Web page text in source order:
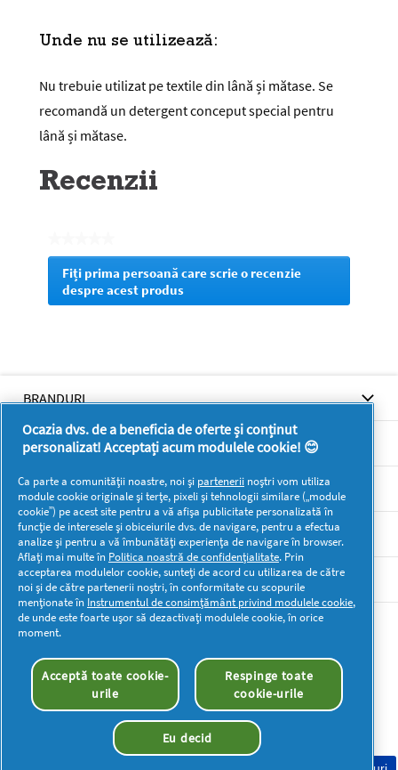
Unde nu se utilizează:
Nu trebuie utilizat pe textile din lână și mătase. Se
recomandă un detergent conceput special pentru
lână și mătase.
Recenzii
Nicio
valoare
evaluare
Fiți prima persoană care scrie o recenzie
despre acest produs
Prin
la
pagina
de
BRANDURI
BRANDURI
SUPORT
SECŢIUNI
DOCUMENTE LEGALE DETERGENTI SA
Mai multă inspirație
Drepturi de autor © 2026 P&G. Toate drepturile rezervate
Ocazia dvs. de a beneficia de oferte și conținut
personalizat! Acceptați acum modulele cookie! 😊
Ca parte a comunității noastre, noi și partenerii noștri vom utiliza
module cookie originale și terțe, pixeli și tehnologii similare („module
cookie”) pe acest site pentru a vă afișa publicitate personalizată în
funcție de interesele și obiceiurile dvs. de navigare, pentru a efectua
analize și pentru a vă îmbunătăți experiența de navigare în browser.
Aflați mai multe în Politica noastră de confidențialitate. Prin
acceptarea modulelor cookie, sunteți de acord cu utilizarea de către
noi și de către partenerii noștri, în conformitate cu scopurile
menționate în Instrumentul de consimțământ privind modulele cookie,
de unde este foarte ușor să dezactivați modulele cookie, în orice
moment.
Acceptă toate cookie-
urile
Respinge toate
cookie-urile
Eu decid